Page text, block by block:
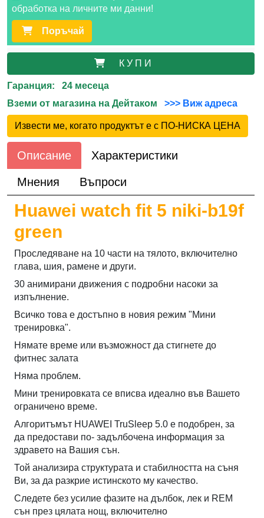
обработка на личните ми данни!
Поръчай
К У П И
Гаранция: 24 месеца
Вземи от магазина на Дейтаком
>>> Виж адреса
Извести ме, когато продуктът е с ПО-НИСКА ЦЕНА
Описание Характеристики
Мнения Въпроси
Huawei watch fit 5 niki-b19f
green
Проследяване на 10 части на тялото, включително
глава, шия, рамене и други.
30 анимирани движения с подробни насоки за
изпълнение.
Всичко това е достъпно в новия режим "Мини
тренировка".
Нямате време или възможност да стигнете до
фитнес залата
Няма проблем.
Мини тренировката се вписва идеално във Вашето
ограничено време.
Алгоритъмът HUAWEI TruSleep 5.0 е подобрен, за
да предостави по- задълбочена информация за
здравето на Вашия сън.
Той анализира структурата и стабилността на съня
Ви, за да разкрие истинското му качество.
Следете без усилие фазите на дълбок, лек и REM
сън през цялата нощ, включително